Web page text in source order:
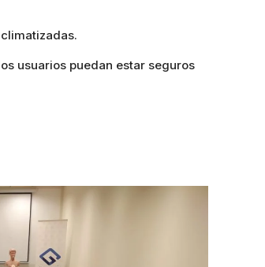
usuarios puedan estar seguros